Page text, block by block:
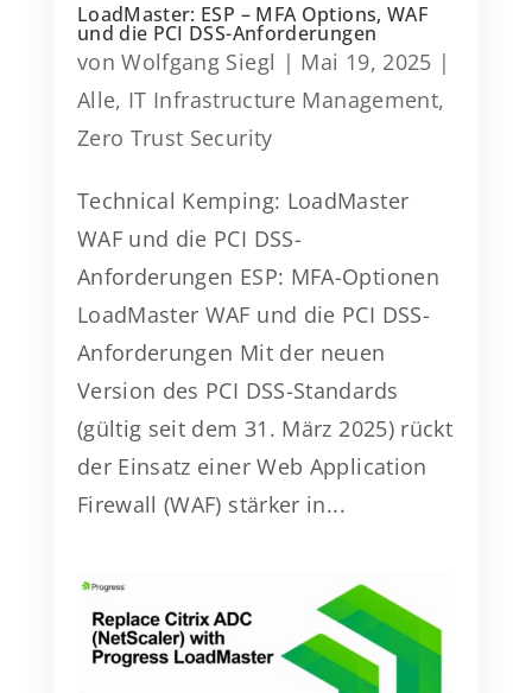
LoadMaster: ESP – MFA Options, WAF
und die PCI DSS-Anforderungen
vonWolfgang Siegl | Mai 19, 2025 |
Alle, IT Infrastructure Management,
Zero Trust Security
Technical Kemping: LoadMaster
WAF und die PCI DSS-
Anforderungen ESP: MFA-Optionen
LoadMaster WAF und die PCI DSS-
Anforderungen Mit der neuen
Version des PCI DSS-Standards
(gültig seit dem 31. März 2025) rückt
der Einsatz einer Web Application
Firewall (WAF) stärker in...